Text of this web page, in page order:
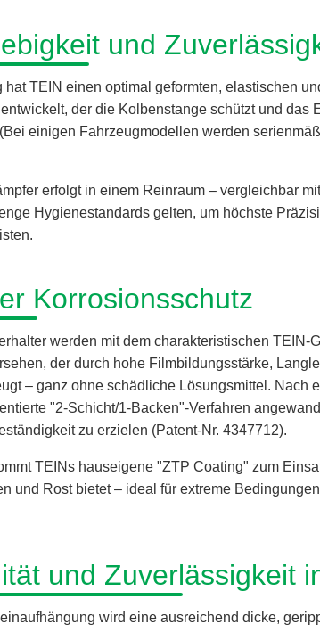
und
TEIN einen optimal geformten, elastischen
der die Kolbenstange schützt und das
einigen Fahrzeugmodellen werden
erfolgt in einem Reinraum – vergleichbar
Hygienestandards gelten, um höchste
Korrosionsschutz
werden mit dem charakteristischen TEIN-
der durch hohe Filmbildungsstärke,
– ganz ohne schädliche Lösungsmittel. Nach
"2-Schicht/1-Backen"-Verfahren
zu erzielen (Patent-Nr. 4347712).
TEINs hauseigene "ZTP Coating" zum
und Rost bietet – ideal für extreme
und Zuverlässigkeit
wird eine ausreichend dicke,